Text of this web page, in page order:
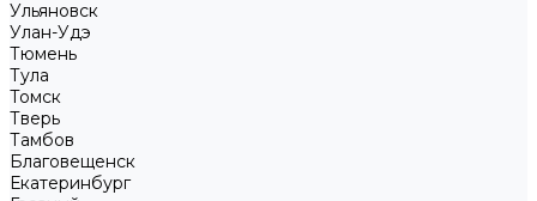
Ульяновск
Улан-Удэ
Тюмень
Тула
Томск
Тверь
Тамбов
Благовещенск
Екатеринбург